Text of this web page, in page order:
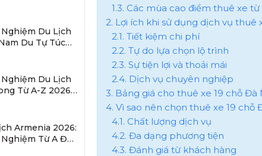
1.3. Các mùa cao điểm thuê xe
2. Lợi ích khi sử dụng dịch vụ thuê
2.1. Tiết kiệm chi phí
2.2. Tự do lựa chọn lộ trình
2.3. Sự tiện lợi và thoải mái
2.4. Dịch vụ chuyên nghiệp
3. Bảng giá cho thuê xe 19 chỗ Đà
4. Vì sao nên chọn thuê xe 19 chỗ
4.1. Chất lượng dịch vụ
4.2. Đa dạng phương tiện
4.3. Đánh giá từ khách hàng
Du Lịch
Du Tự Túc
Du Lịch
Từ A-Z 2026:
Armenia 2026:
Từ A Đến